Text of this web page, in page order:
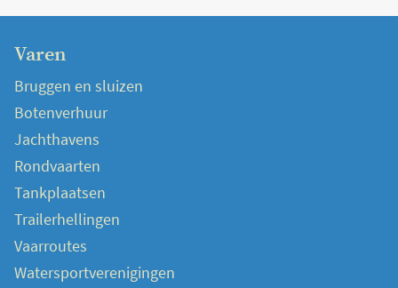
Varen
Bruggen en sluizen
Botenverhuur
Jachthavens
Rondvaarten
Tankplaatsen
Trailerhellingen
Vaarroutes
Watersportverenigingen